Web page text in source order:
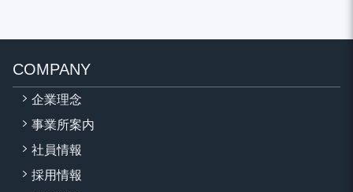
COMPANY
企業理念
事業所案内
社員情報
採用情報